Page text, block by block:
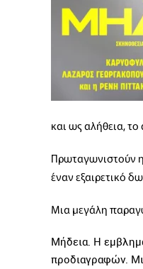
και ως αλήθεια,
Πρωταγωνιστούν
έναν εξαιρετικό
Μια μεγάλη
Μήδεια. Η
προδιαγραφών.